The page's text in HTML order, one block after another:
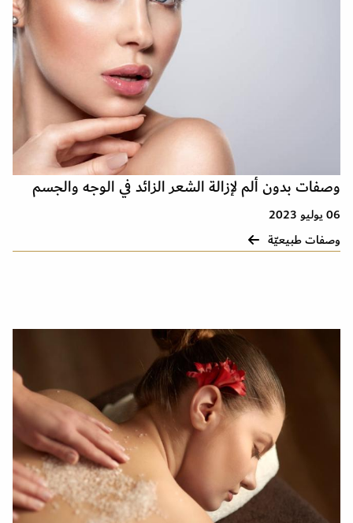
وصفات بدون ألم لإزالة الشعر الزائد في الوجه والجسم
06 يوليو 2023
وصفات طبيعيّة